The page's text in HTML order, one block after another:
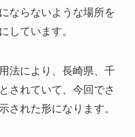
ならないような場所を
しています。
法により、長崎県、千
されていて、今回でさ
された形になります。